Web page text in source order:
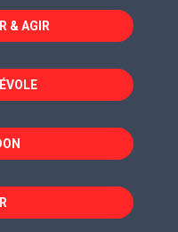
dans
une
fenêtre
& AGIR